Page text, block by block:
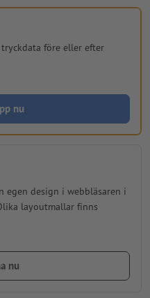
före eller efter
nu
egen design i webbläsaren i
layoutmallar finns
nu